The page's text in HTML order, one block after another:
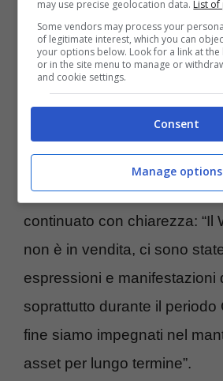
risposta ufficiale
Attraverso questa lunga
hanno spiegato: “Il
confermare con assoluta
voci attuali sulla vendita del
letteralmente infondate”.
continuato con chiarezza: “Il
non è in vendita, ci sono
espressioni e manifestazioni
soprattutto durante il periodo
fine siamo impegnati nel
asset per lungo termine”.
may use precise geolocation data. List of
Some vendors may process your
of legitimate interest, which you can
your options below. Look for a link at
or in the site menu to manage or
and cookie settings.
Consent
Manage options